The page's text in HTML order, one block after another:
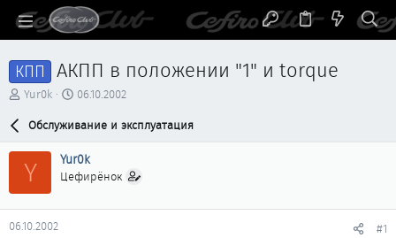
КПП АКПП в положении "1" и torque
А
р
т
м
ы
Yur0k
Д
т
н
а
ч
а
06.10.2002
Обслуживание и эксплуатация
Y Yur0k
Цефирёнок
06.10.2002 #1